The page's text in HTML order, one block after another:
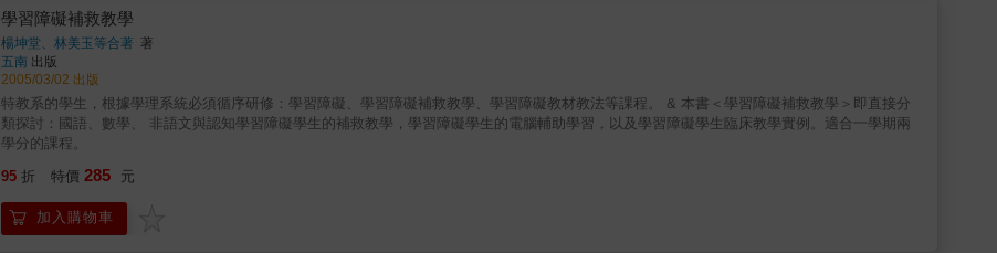
學習障礙補救教學
楊坤堂、林美玉等合著 著
五南 出版
2005/03/02 出版
特教系的學生，根據學理系統必須循序研修：學習障礙、學習障礙補救教學、學習障礙教材教法等課程。 & 本書＜學習障礙補救教學＞即直接分
類探討：國語、數學、 非語文與認知學習障礙學生的補救教學，學習障礙學生的電腦輔助學習，以及學習障礙學生臨床教學實例。適合一學期兩
學分的課程。
95 折 特價 285 元
加入購物車